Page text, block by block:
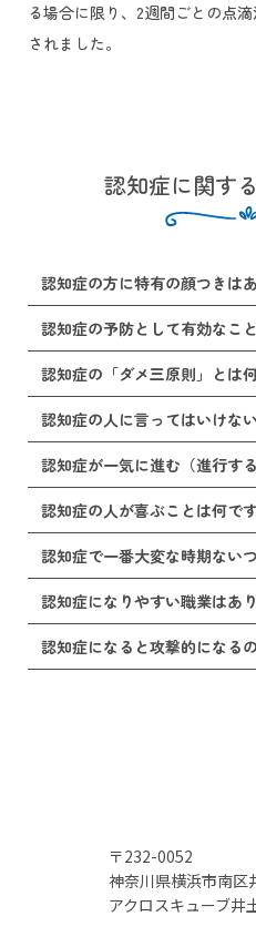
る場合に限り、2週間ごとの点
されました。
認知症に関す
認知症の方に特有の顔つきは
認知症の方の顔つきは、認知
アルツハイマー型認知症では
柔らかいことが多いです。
レビー小体型認知症では、表
呼ばれることがあります。
前頭側頭型認知用では、無関
の起伏が顔に現れやすいとさ
ただし、いずれの認知症の種
つき（症状）がありましたら
在籍する当院までご相談くだ
認知症の予防として有効なこ
認知症の予防には、生活習慣
す。具体的には、ウォーキン
持つこと、バランスの良い食
値の管理、禁煙、社会的交流
しょう。また、読書や計算、
を日常的に取り入れることも
特に軽度認知障害（MCI）の
症の進行リスクを下げる効果
認知症の「ダメ三原則」とは
「ダメ三原則」とは、認知症
き3つの行動になります。
・否定しない：記憶や言動を
るため否定しないようにしまし
・無理強いしない：無理に何
感や怒りをもたらしますので
・急がせない：会話や行動を
与えてしまいます。急かさず
にしましょう。
認知症の人に言ってはいけな
認知症の方には、否定的な言
を避けるようにしましょう。
や「ちゃんとやりなさい」、
は、認知症の方の自尊心を傷
き起こすことがあります。こ
肯定をして、ゆっくり説明す
認知症が一気に進む（進行す
通常、認知症の進行はゆっく
で急に悪化することがありま
・感染症（尿路感染、肺炎な
・脱水や栄養不足
・薬の副作用
・睡眠不足
・環境の変化（引っ越し、入
認知症の人が喜ぶことは何で
安心感や成功体験、心地よい
の人は喜びます。具体的には
る、好きな音楽を聴く、散歩
出話をするといったことが挙
にある小さな達成や肯定的な
ます。
認知症で一番大変な時期ない
認知症で一番大変な時期は、
「中期」とされています。記
識障害、徘徊、怒りっぽい、
始めます。介護の負担が最も
認知症になりやすい職業はあ
職業そのものが認知症を引き
の職業が認知症になりやすい
認知症になると攻撃的になる
〒232-0052
神奈川県横浜市南区
アクロスキューブ井